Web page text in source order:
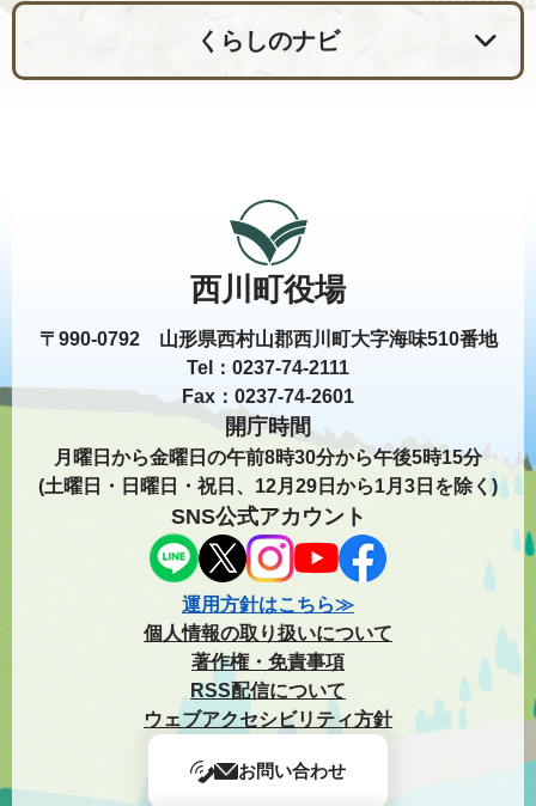
くらしのナビ
西川町役場
〒990-0792 山形県西村山郡西川町大字海味510番地
Tel：0237-74-2111
Fax：0237-74-2601
開庁時間
月曜日から金曜日の午前8時30分から午後5時15分
(土曜日・日曜日・祝日、12月29日から1月3日を除く)
SNS公式アカウント
運用方針はこちら≫
個人情報の取り扱いについて
著作権・免責事項
RSS配信について
ウェブアクセシビリティ方針
お問い合わせ